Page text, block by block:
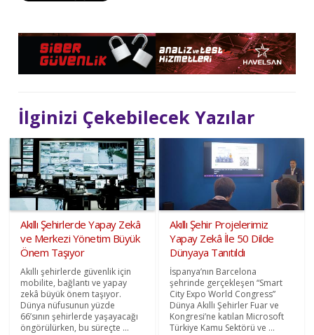
İlginizi Çekebilecek Yazılar
Akıllı Şehirlerde Yapay Zekâ
ve Merkezi Yönetim Büyük
Önem Taşıyor
Akıllı şehirlerde güvenlik için
mobilite, bağlantı ve yapay
zekâ büyük önem taşıyor.
Dünya nüfusunun yüzde
66’sının şehirlerde yaşayacağı
öngörülürken, bu süreçte ...
Akıllı Şehir Projelerimiz
Yapay Zekâ İle 50 Dilde
Dünyaya Tanıtıldı
İspanya’nın Barcelona
şehrinde gerçekleşen “Smart
City Expo World Congress”
Dünya Akıllı Şehirler Fuar ve
Kongresi’ne katılan Microsoft
Türkiye Kamu Sektörü ve ...